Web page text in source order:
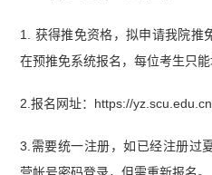
1. 获得推免资格，拟申请我院推
在预推免系统报名，每位考生只能
2.报名网址：https://
3.需要统一注册，如已经注册过
营帐号密码登录，但需重新报名。